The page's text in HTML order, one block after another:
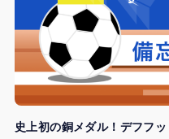
史上初の銅メダル！デフフ